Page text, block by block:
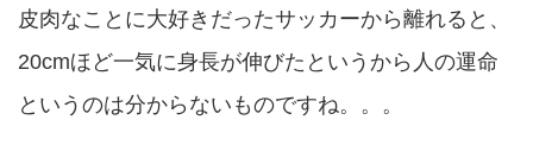
皮肉なことに大好きだったサッカーから離れると、
20cmほど一気に身長が伸びたというから人の運命
というのは分からないものですね。。。